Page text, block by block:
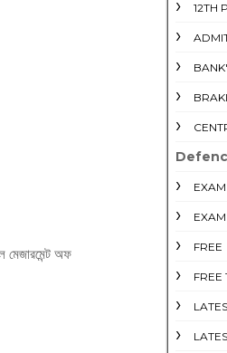
মেজারমেন্ট অফ
12TH
FREE
FREE